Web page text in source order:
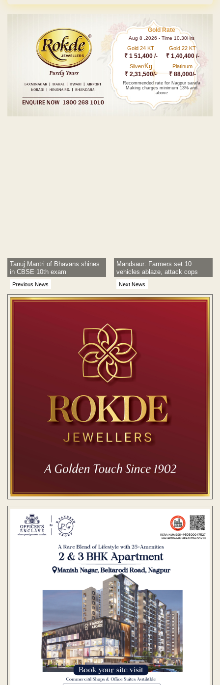
Gold Rate
Aug 8 ,2026 - Time 10.30Hrs
Gold 24 KT
₹ 1 51,400 /-
Gold 22 KT
₹ 1,40,400 /-
Silver/Kg
₹ 2,31,500/-
Platinum
₹ 88,000/-
Recommended rate for Nagpur sarafa
Making charges minimum 13% and
above
Previous News
Tanuj Mantri of Bhavans shines
in CBSE 10th exam
Next News
Mandsaur: Farmers set 10
vehicles ablaze, attack cops